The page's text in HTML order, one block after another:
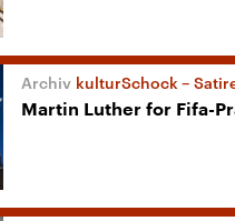
kulturSchock – Satire
Martin Luther for Fifa-